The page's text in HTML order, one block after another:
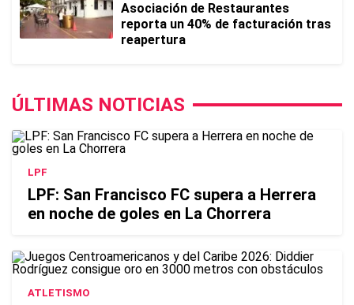
Asociación de Restaurantes
reporta un 40% de facturación tras
reapertura
ÚLTIMAS NOTICIAS
LPF
LPF: San Francisco FC supera a Herrera
en noche de goles en La Chorrera
ATLETISMO